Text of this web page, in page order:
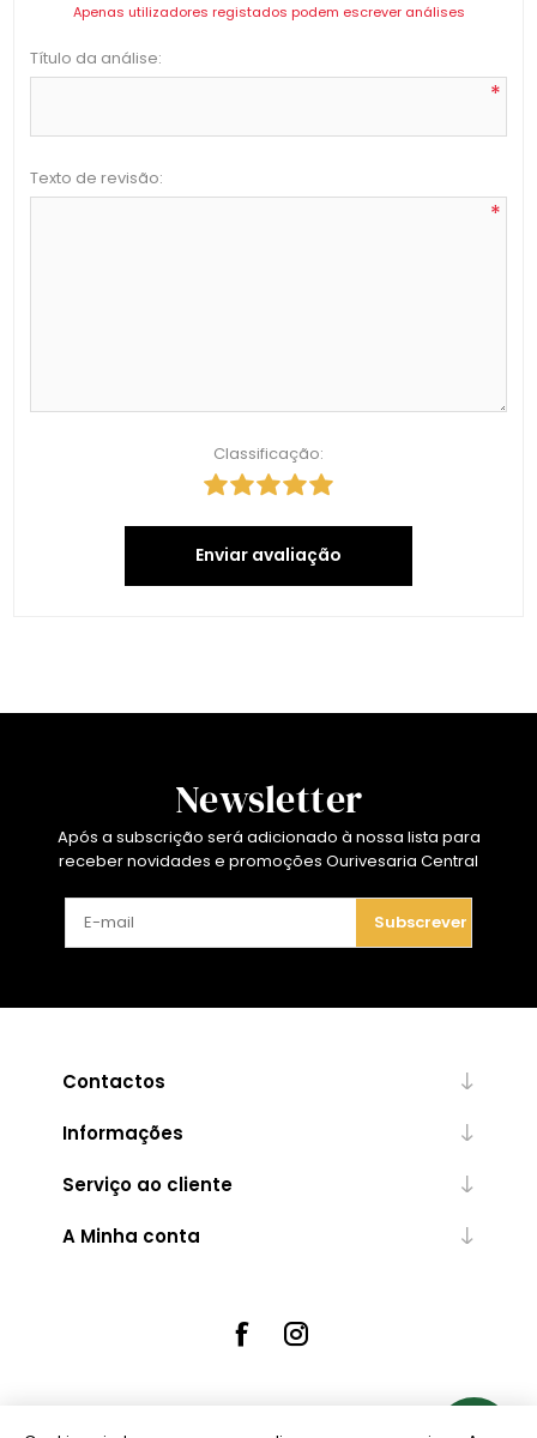
Apenas utilizadores registados podem escrever análises
Título da análise:
*
Texto de revisão:
*
Classificação:
Enviar avaliação
Newsletter
Após a subscrição será adicionado à nossa lista para
receber novidades e promoções Ourivesaria Central
Subscrever
Contactos
Informações
Serviço ao cliente
A Minha conta